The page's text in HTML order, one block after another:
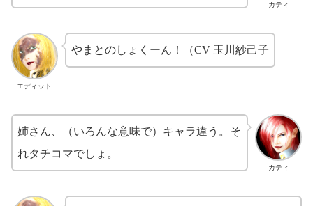
カティ
エディット
やまとのしょくーん！（CV 玉川紗己子
カティ
姉さん、（いろんな意味で）キャラ違う。そ
れタチコマでしょ。